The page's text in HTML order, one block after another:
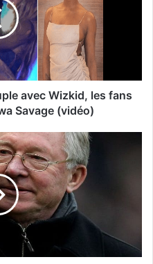
avec Wizkid, les fans
Savage (vidéo)